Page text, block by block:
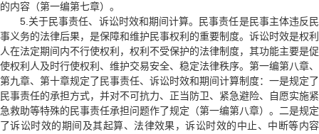
的内容（第一编第七章）。
5.关于民事责任、诉讼时效和期间计算。民事责任是民事主体违反民
事义务的法律后果，是保障和维护民事权利的重要制度。诉讼时效是权利
人在法定期间内不行使权利，权利不受保护的法律制度，其功能主要是促
使权利人及时行使权利、维护交易安全、稳定法律秩序。第一编第八章、
第九章、第十章规定了民事责任、诉讼时效和期间计算制度：一是规定了
民事责任的承担方式，并对不可抗力、正当防卫、紧急避险、自愿实施紧
急救助等特殊的民事责任承担问题作了规定（第一编第八章）。二是规定
了诉讼时效的期间及其起算、法律效果，诉讼时效的中止、中断等内容